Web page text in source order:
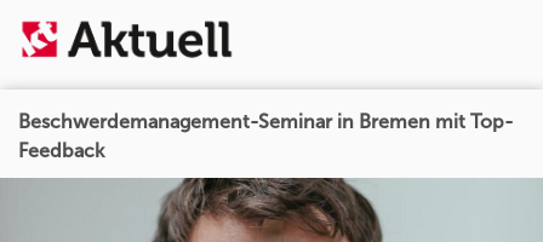
Beschwerdemanagement-Seminar in Bremen mit Top-
Feedback